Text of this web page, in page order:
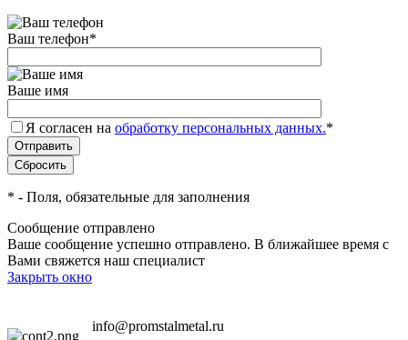
Ваш телефон*
Ваше имя
Я согласен на обработку персональных данных.*
* - Поля, обязательные для заполнения
Сообщение отправлено
Ваше сообщение успешно отправлено. В ближайшее время с
Вами свяжется наш специалист
Закрыть окно
info@promstalmetal.ru